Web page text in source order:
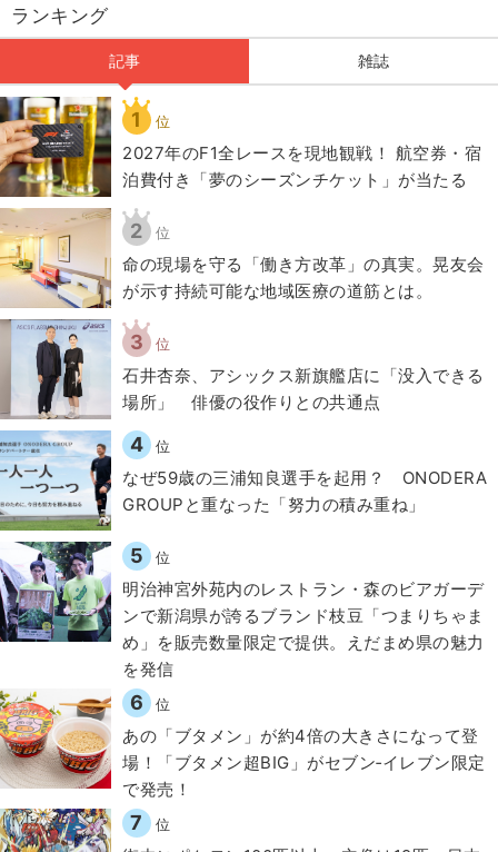
ランキング
記事 雑誌
1 位
2027年のF1全レースを現地観戦！ 航空券・宿
泊費付き「夢のシーズンチケット」が当たる
2 位
​命の現場を守る「働き方改革」の真実。晃友会
が示す持続可能な地域医療の道筋とは。
3 位
石井杏奈、アシックス新旗艦店に「没入できる
場所」 俳優の役作りとの共通点
4 位
なぜ59歳の三浦知良選手を起用？ ONODERA
GROUPと重なった「努力の積み重ね」
5 位
明治神宮外苑内のレストラン・森のビアガーデ
ンで新潟県が誇るブランド枝豆「つまりちゃま
め」を販売数量限定で提供。えだまめ県の魅力
を発信
6 位
あの「ブタメン」が約4倍の大きさになって登
場！「ブタメン超BIG」がセブン‐イレブン限定
で発売！
7 位